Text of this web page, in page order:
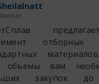
объемы вам
закупок до